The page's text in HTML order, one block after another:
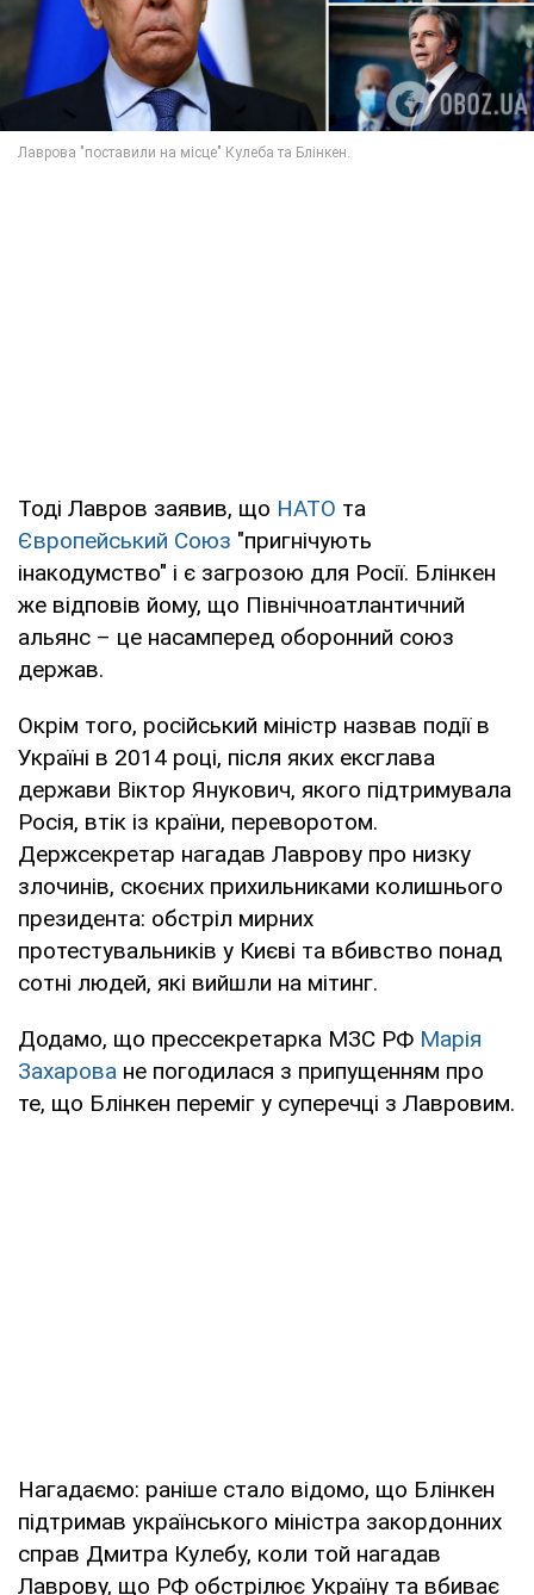
Тоді Лавров заявив, що НАТО та
Європейський Союз "пригнічують
інакодумство" і є загрозою для Росії. Блінкен
же відповів йому, що Північноатлантичний
альянс – це насамперед оборонний союз
держав.
Окрім того, російський міністр назвав події в
Україні в 2014 році, після яких ексглава
держави Віктор Янукович, якого підтримувала
Росія, втік із країни, переворотом.
Держсекретар нагадав Лаврову про низку
злочинів, скоєних прихильниками колишнього
президента: обстріл мирних
протестувальників у Києві та вбивство понад
сотні людей, які вийшли на мітинг.
Додамо, що прессекретарка МЗС РФ Марія
Захарова не погодилася з припущенням про
те, що Блінкен переміг у суперечці з Лавровим.
Нагадаємо: раніше стало відомо, що Блінкен
підтримав українського міністра закордонних
справ Дмитра Кулебу, коли той нагадав
Лаврову, що РФ обстрілює Україну та вбиває